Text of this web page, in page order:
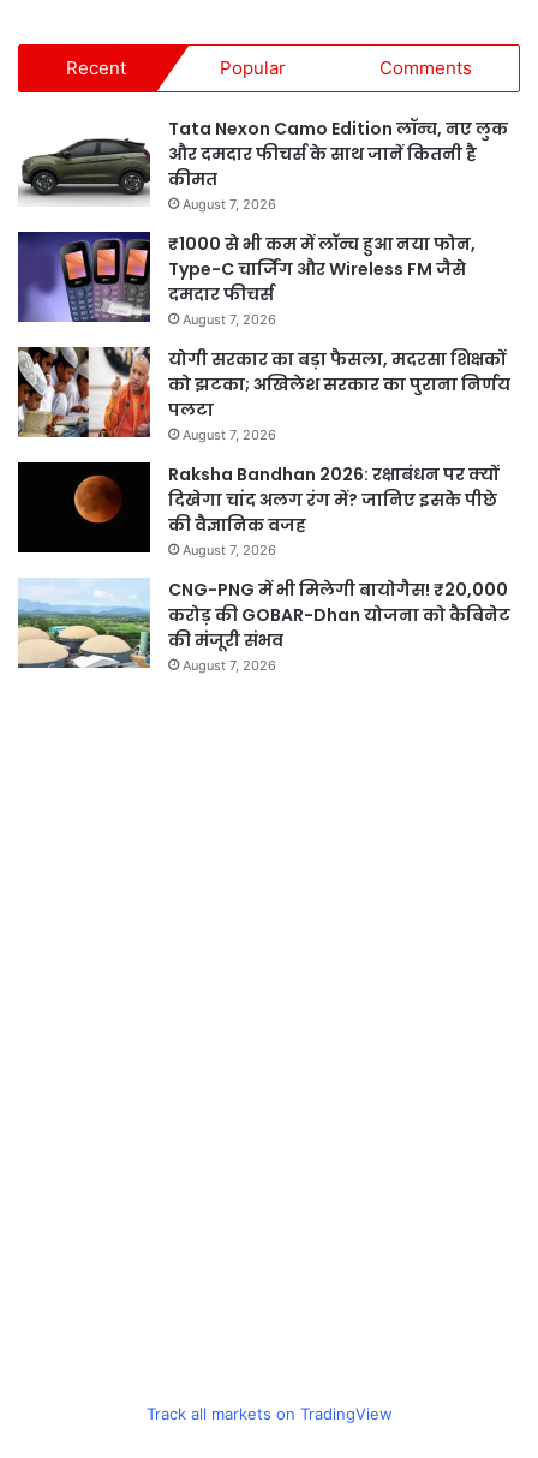
Recent Popular Comments
Tata Nexon Camo Edition लॉन्च, नए लुक
और दमदार फीचर्स के साथ जानें कितनी है
कीमत
August 7, 2026
₹1000 से भी कम में लॉन्च हुआ नया फोन,
Type-C चार्जिंग और Wireless FM जैसे
दमदार फीचर्स
August 7, 2026
योगी सरकार का बड़ा फैसला, मदरसा शिक्षकों
को झटका; अखिलेश सरकार का पुराना निर्णय
पलटा
August 7, 2026
Raksha Bandhan 2026: रक्षाबंधन पर क्यों
दिखेगा चांद अलग रंग में? जानिए इसके पीछे
की वैज्ञानिक वजह
August 7, 2026
CNG-PNG में भी मिलेगी बायोगैस! ₹20,000
करोड़ की GOBAR-Dhan योजना को कैबिनेट
की मंजूरी संभव
August 7, 2026
Track all markets on TradingView